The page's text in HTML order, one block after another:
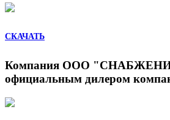
СКАЧАТЬ
Компания ООО
официальным дилером